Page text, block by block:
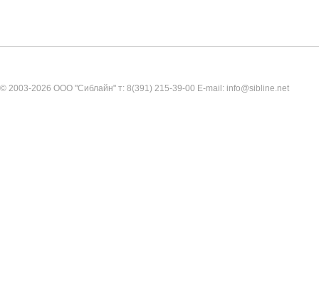
© 2003-2026 ООО "Сиблайн" т: 8(391) 215-39-00 E-mail: info@sibline.net